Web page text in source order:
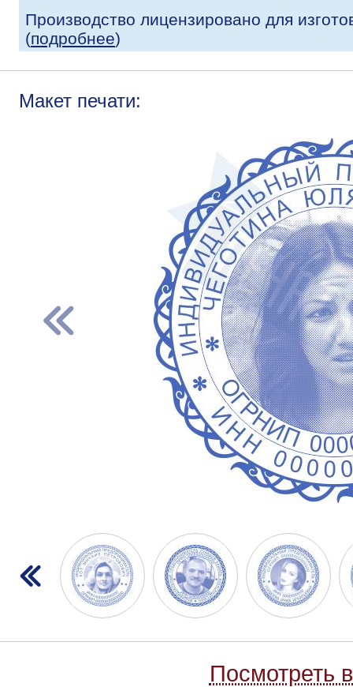
Производство лицензировано для
(подробнее)
Макет печати:
Посмотреть